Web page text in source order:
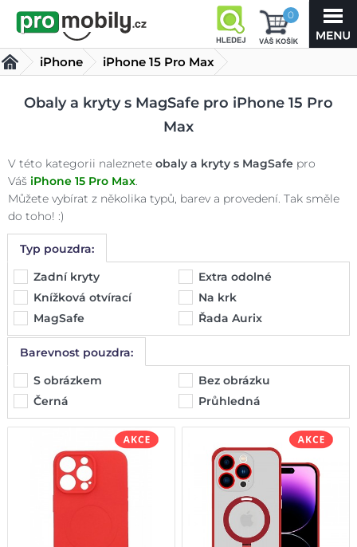
0
iPhone
iPhone 15 Pro Max
Obaly a kryty s MagSafe pro iPhone 15 Pro
Max
V této kategorii naleznete obaly a kryty s MagSafepro
Váš iPhone 15 Pro Max.
Můžete vybírat z několika typů, barev a provedení. Tak směle
do toho! :)
Typ pouzdra:
Zadní kryty
Extra odolné
Knížková otvírací
Na krk
MagSafe
Řada Aurix
Barevnost pouzdra:
S obrázkem
Bez obrázku
Černá
Průhledná